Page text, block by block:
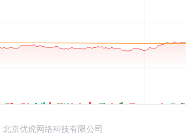
北京优虎网络科技有限公司